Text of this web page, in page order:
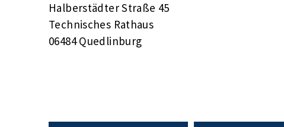
Halberstädter Straße 45
Technisches Rathaus
06484 Quedlinburg